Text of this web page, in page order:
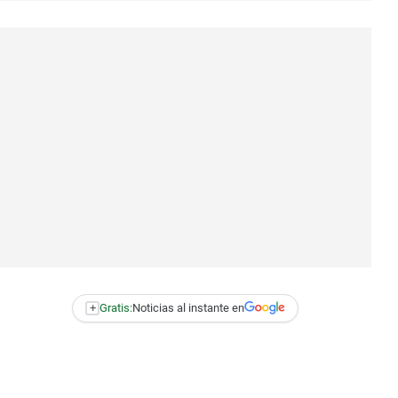
+ Gratis:Noticias al instante en